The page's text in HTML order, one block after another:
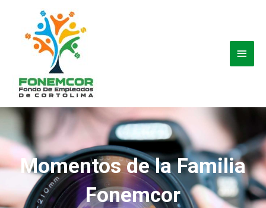
contenido
Momentos de la Familia
Fonemcor